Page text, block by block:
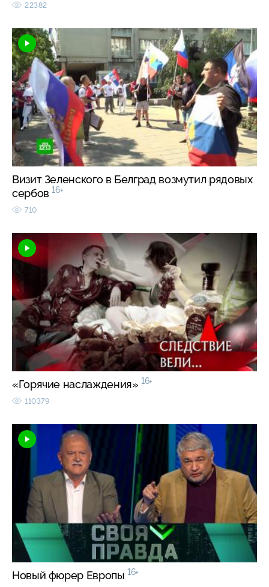
22382
Визит Зеленского в Белград возмутил рядовых
сербов 16+
710
«Горячие наслаждения» 16+
110379
Новый фюрер Европы 16+